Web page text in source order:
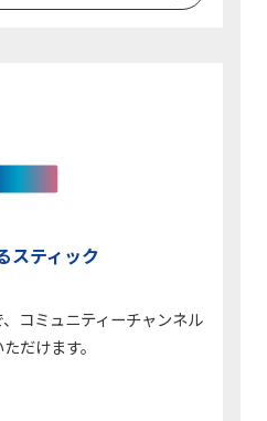
スティック
コミュニティーチャンネル
だけます。